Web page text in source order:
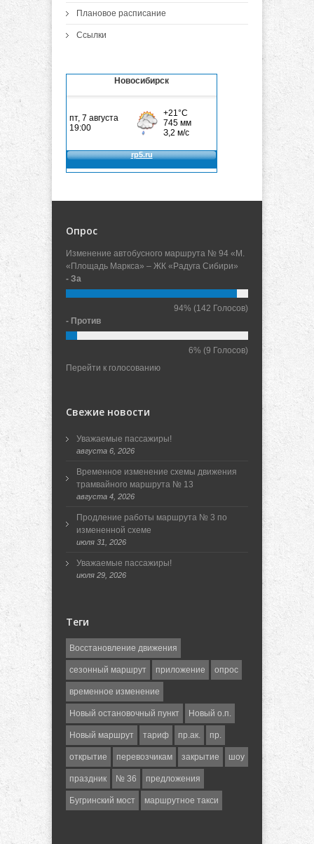
Плановое расписание
Ссылки
Новосибирск
Опрос
Изменение автобусного маршрута № 94 «М.
«Площадь Маркса» – ЖК «Радуга Сибири»
- За
94% (142 Голосов)
- Против
6% (9 Голосов)
Перейти к голосованию
Свежие новости
Уважаемые пассажиры!
августа 6, 2026
Временное изменение схемы движения
трамвайного маршрута № 13
августа 4, 2026
Продление работы маршрута № 3 по
измененной схеме
июля 31, 2026
Уважаемые пассажиры!
июля 29, 2026
Теги
Восстановление движения
сезонный маршрут приложение опрос
временное изменение
Новый остановочный пункт Новый о.п.
Новый маршрут тариф пр.ак. пр.
открытие перевозчикам закрытие шоу
праздник № 36 предложения
Бугринский мост маршрутное такси